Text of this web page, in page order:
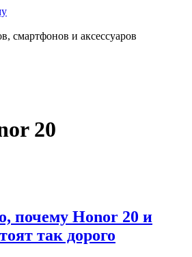
смартфонов и аксессуаров
20
почему Honor 20 и
так дорого